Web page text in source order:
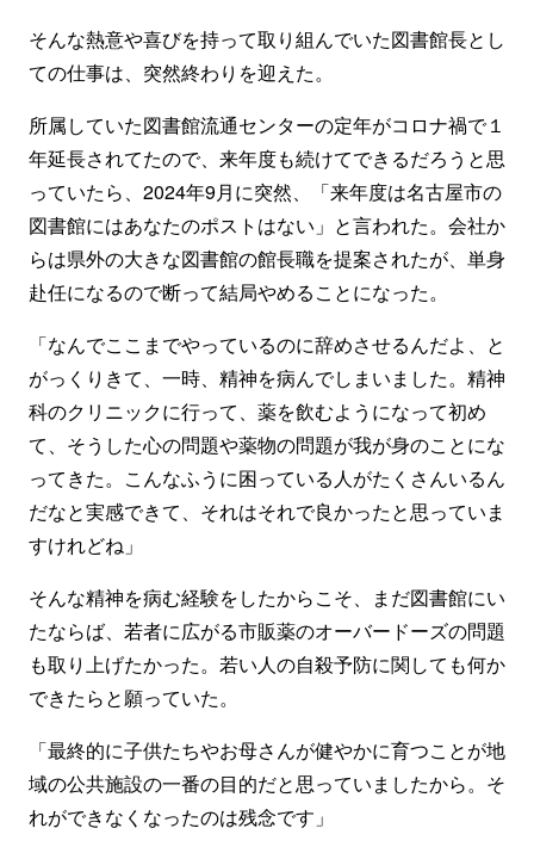
そんな熱意や喜びを持って取り組んでいた図書館長とし
ての仕事は、突然終わりを迎えた。
所属していた図書館流通センターの定年がコロナ禍で１
年延長されてたので、来年度も続けてできるだろうと思
っていたら、2024年9月に突然、「来年度は名古屋市の
図書館にはあなたのポストはない」と言われた。会社か
らは県外の大きな図書館の館長職を提案されたが、単身
赴任になるので断って結局やめることになった。
「なんでここまでやっているのに辞めさせるんだよ、と
がっくりきて、一時、精神を病んでしまいました。精神
科のクリニックに行って、薬を飲むようになって初め
て、そうした心の問題や薬物の問題が我が身のことにな
ってきた。こんなふうに困っている人がたくさんいるん
だなと実感できて、それはそれで良かったと思っていま
すけれどね」
そんな精神を病む経験をしたからこそ、まだ図書館にい
たならば、若者に広がる市販薬のオーバードーズの問題
も取り上げたかった。若い人の自殺予防に関しても何か
できたらと願っていた。
「最終的に子供たちやお母さんが健やかに育つことが地
域の公共施設の一番の目的だと思っていましたから。そ
れができなくなったのは残念です」